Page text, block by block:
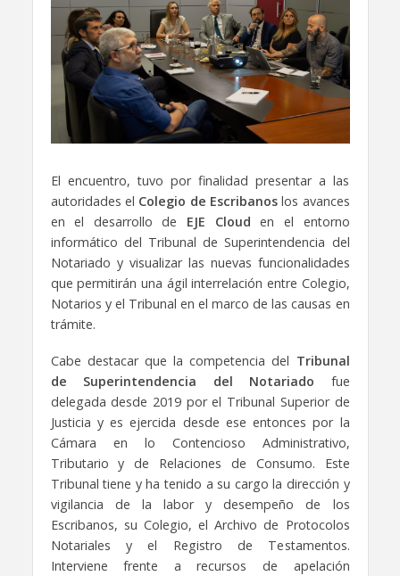
El encuentro, tuvo por finalidad presentar a las
autoridades el Colegio de Escribanoslos avances
en el desarrollo de EJE Cloud en el entorno
informático del Tribunal de Superintendencia del
Notariado y visualizar las nuevas funcionalidades
que permitirán una ágil interrelación entre Colegio,
Notarios y el Tribunal en el marco de las causas en
trámite.
Cabe destacar que la competencia del Tribunal
de Superintendencia del Notariado fue
delegada desde 2019 por el Tribunal Superior de
Justicia y es ejercida desde ese entonces por la
Cámara en lo Contencioso Administrativo,
Tributario y de Relaciones de Consumo. Este
Tribunal tiene y ha tenido a su cargo la dirección y
vigilancia de la labor y desempeño de los
Escribanos, su Colegio, el Archivo de Protocolos
Notariales y el Registro de Testamentos.
Interviene frente a recursos de apelación